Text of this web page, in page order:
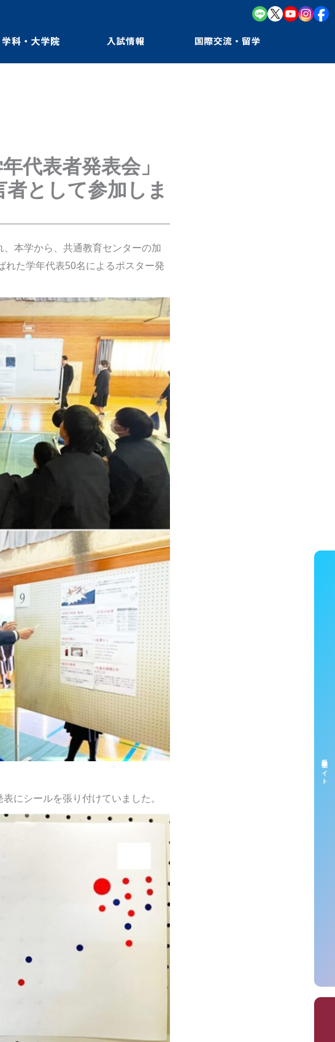
受験生サイト
代表者発表会」
として参加しま
本学から、共通教育センターの加
た学年代表50名によるポスター発
にシールを張り付けていました。